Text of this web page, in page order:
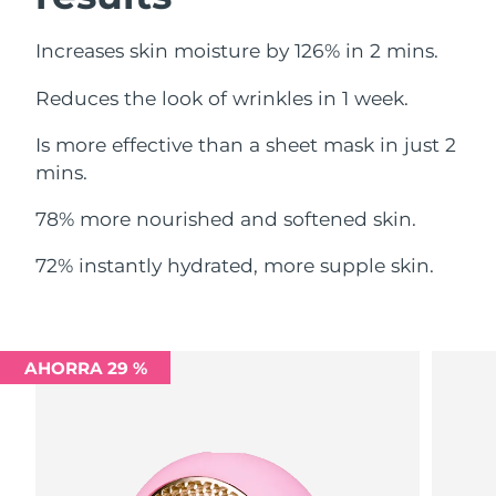
Increases skin moisture by 126% in 2 mins.
Reduces the look of wrinkles in 1 week.
Is more effective than a sheet mask in just 2
mins.
78% more nourished and softened skin.
72% instantly hydrated, more supple skin.
AHORRA 29 %
Filipinas Entrega prevista8/12/26
Polonia Entrega prevista
Portugal Entrega prevista8/9/26
Catar
Rumanía